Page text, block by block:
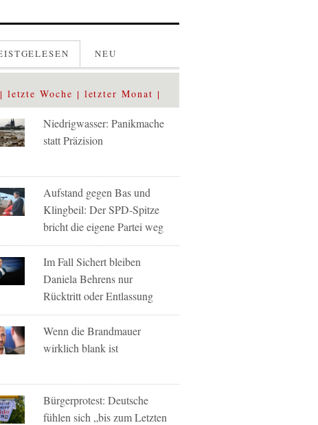
NEU
letzte Woche letzter Monat
Niedrigwasser: Panikmache
statt Präzision
Aufstand gegen Bas und
Klingbeil: Der SPD-Spitze
bricht die eigene Partei weg
Im Fall Sichert bleiben
Daniela Behrens nur
Rücktritt oder Entlassung
Wenn die Brandmauer
wirklich blank ist
Bürgerprotest: Deutsche
fühlen sich „bis zum Letzten